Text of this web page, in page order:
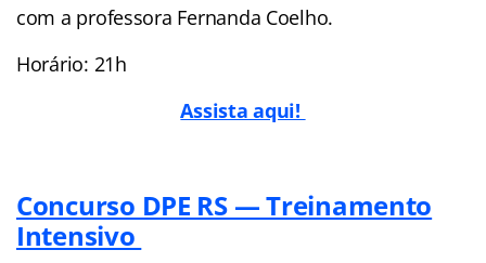
com a professora Fernanda Coelho.
Horário: 21h
Assista aqui!
Concurso DPE RS — Treinamento
Intensivo